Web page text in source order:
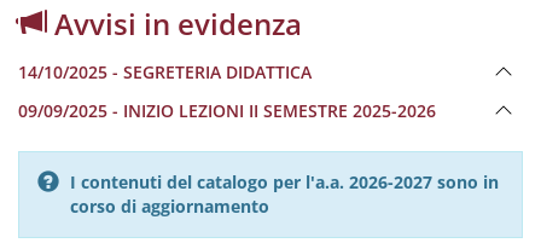
Avvisi in evidenza
14/10/2025 - SEGRETERIA DIDATTICA
09/09/2025 - INIZIO LEZIONI II SEMESTRE 2025-2026
I contenuti del catalogo per l'a.a. 2026-2027 sono in
corso di aggiornamento